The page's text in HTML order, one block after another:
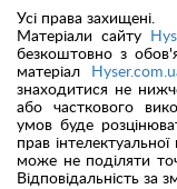
Усі права захищені.
Матеріали сайту
безкоштовно з
матеріал
знаходитися не
або часткового
умов буде
прав
може не поділяти
Відповідальність за